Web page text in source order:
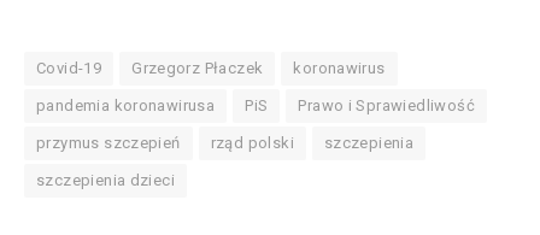
Covid-19 Grzegorz Płaczek koronawirus
pandemia koronawirusa PiS Prawo i Sprawiedliwość
przymus szczepień rząd polski szczepienia
szczepienia dzieci